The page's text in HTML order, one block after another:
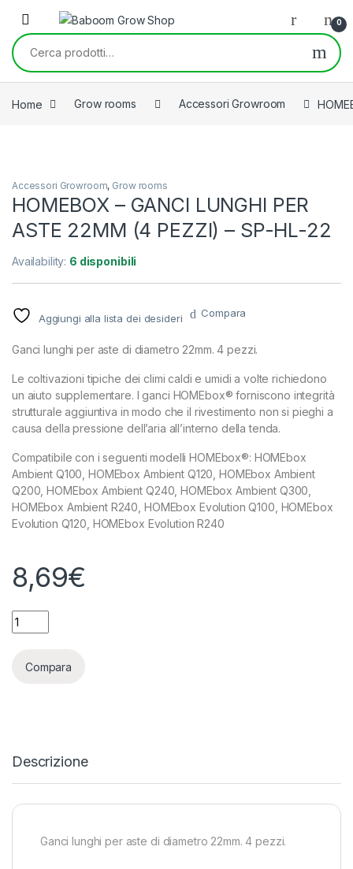
Skip to navigation
Skip to content
0
Cerca:
Home Grow rooms Accessori Growroom
Accessori Growroom, Grow rooms
HOMEBOX – GANCI LUNGHI PER
ASTE 22MM (4 PEZZI) – SP-HL-22
Availability: 6 disponibili
Aggiungi alla lista dei desideri Compara
Ganci lunghi per aste di diametro 22mm. 4 pezzi.
Le coltivazioni tipiche dei climi caldi e umidi a volte richiedono
un aiuto supplementare. I ganci HOMEbox® forniscono integrità
strutturale aggiuntiva in modo che il rivestimento non si pieghi a
causa della pressione dell’aria all’interno della tenda.
Compatibile con i seguenti modelli HOMEbox®: HOMEbox
Ambient Q100, HOMEbox Ambient Q120, HOMEbox Ambient
Q200, HOMEbox Ambient Q240, HOMEbox Ambient Q300,
HOMEbox Ambient R240, HOMEbox Evolution Q100, HOMEbox
Evolution Q120, HOMEbox Evolution R240
8,69€
HOMEBOX - GANCI LUNGHI PER ASTE 22MM (4 PEZZI) - SP-
Compara
Descrizione
Ganci lunghi per aste di diametro 22mm. 4 pezzi.